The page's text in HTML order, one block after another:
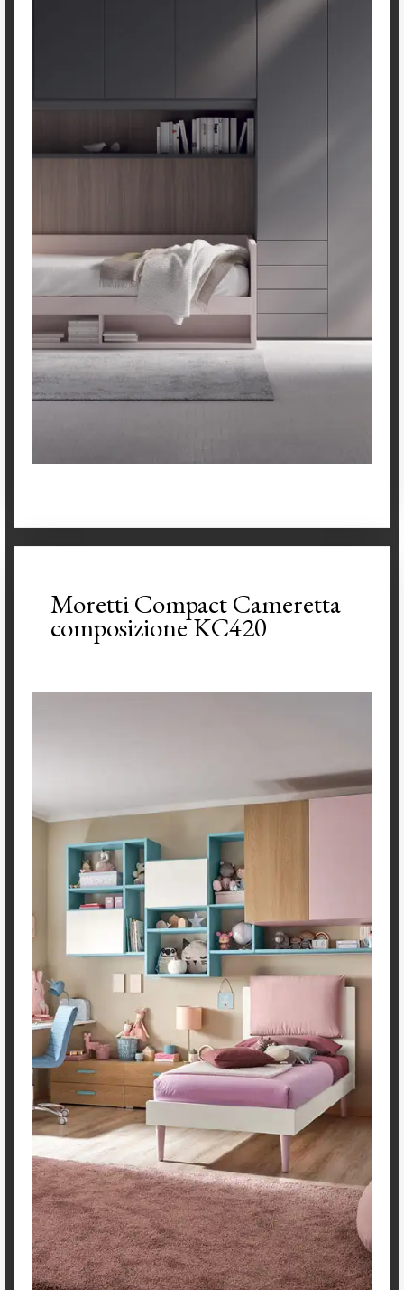
Moretti Compact Cameretta
composizione KC420